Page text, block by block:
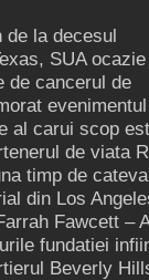
de la decesul
SUA
de cancerul de
evenimentul
al carui scop
de viata
timp de
din Los
Fawcett –
fundatiei
Beverly